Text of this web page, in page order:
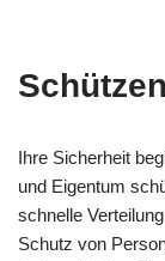
Ihre Sicherheit
und Eigentum
schnelle
Schutz von